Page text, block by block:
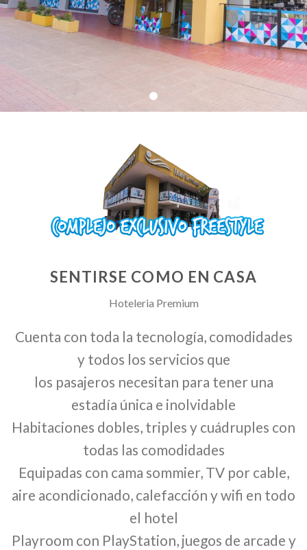
SENTIRSE COMO EN CASA
Hoteleria Premium
Cuenta con toda la tecnología, comodidades
y todos los servicios que
los pasajeros necesitan para tener una
estadía única e inolvidable
Habitaciones dobles, triples y cuádruples con
todas las comodidades
Equipadas con cama sommier, TV por cable,
aire acondicionado, calefacción y wifi en todo
el hotel
Playroom con PlayStation, juegos de arcade y